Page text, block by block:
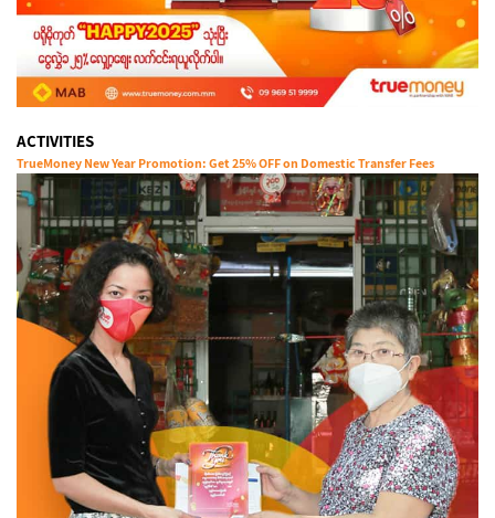
ACTIVITIES
TrueMoney New Year Promotion: Get 25% OFF on Domestic Transfer Fees